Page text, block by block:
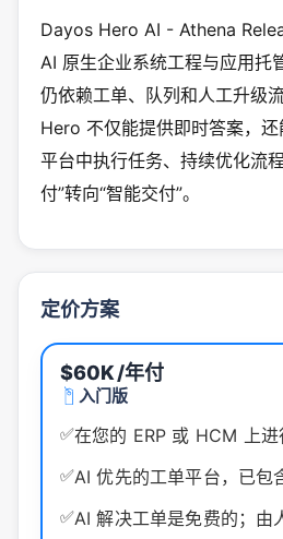
Dayos Hero AI - Athena
AI 原生企业系统工程与应用托
仍依赖工单、队列和人工升级
Hero 不仅能提供即时答案，
平台中执行任务、持续优化流
付”转向“智能交付”。
定价方案
$60K/年付
入门版
✅在您的 ERP 或 HCM 上
✅AI 优先的工单平台，已包
✅AI 解决工单是免费的；由